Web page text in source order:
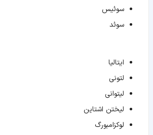
سوئیس
سوئد
ایتالیا
لتونی
لیتوانی
لیختن اشتاین
لوکزامبورگ